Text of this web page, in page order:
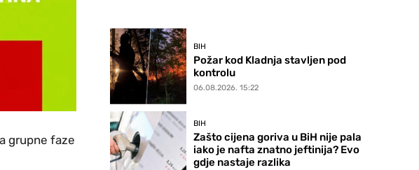
grupne faze
BIH
Požar kod Kladnja stavljen pod
kontrolu
06.08.2026. 15:22
BIH
Zašto cijena goriva u BiH nije pala
iako je nafta znatno jeftinija? Evo
gdje nastaje razlika